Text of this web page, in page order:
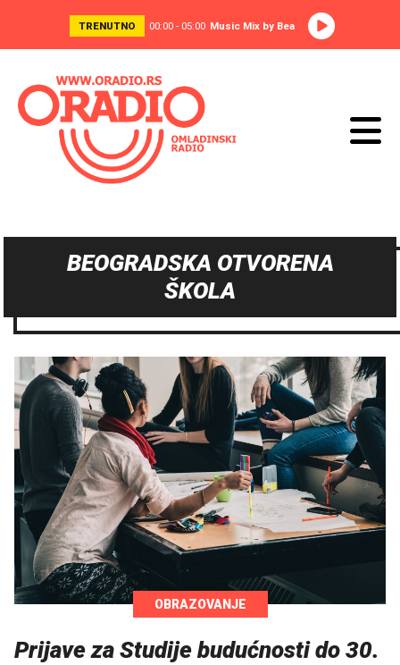
TRENUTNO 00:00 - 05:00 Music Mix by Bea
BEOGRADSKA OTVORENA
ŠKOLA
OBRAZOVANJE
Prijave za Studije budućnosti do 30.